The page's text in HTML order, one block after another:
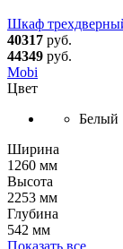
Шкаф
40317 руб.
44349 руб.
Mobi
Цвет
Белый
Ширина
1260 мм
Высота
2253 мм
Глубина
542 мм
Показать все